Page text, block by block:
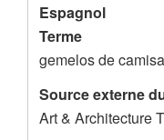
m
e
n
t
Espagnol
Terme
gemelos de camisa
Source externe
Art & Architecture